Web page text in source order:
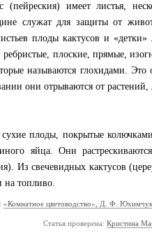
имеет листья,
служат для защиты от
плоды кактусов и «детки»
плоские, прямые,
называются глохидами. Это
они отрываются от растений,
плоды, покрытые
яйца. Они
Из свечевидных кактусов
на топливо.
«Комнатное цветоводство», Д. Ф.
Статья проверена: Кристина